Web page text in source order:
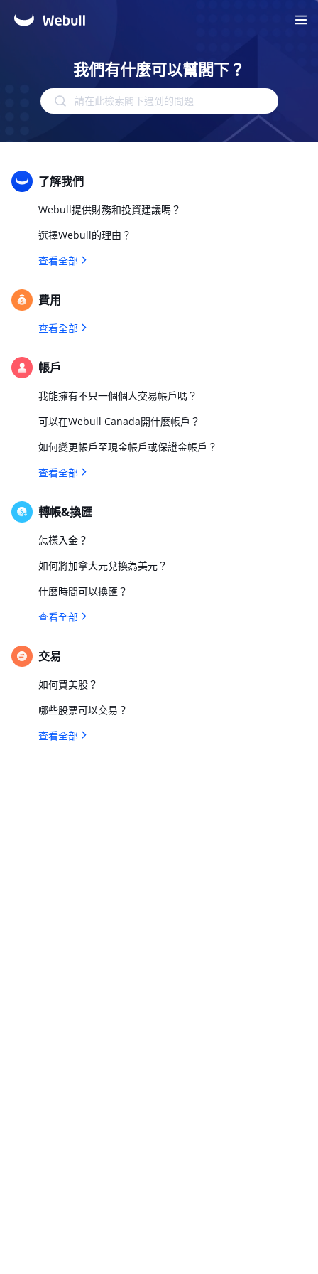
我們有什麼可以幫閣下？
請在此檢索閣下遇到的問題
了解我們
Webull提供財務和投資建議嗎？
選擇Webull的理由？
查看全部
費用
查看全部
帳戶
我能擁有不只一個個人交易帳戶嗎？
可以在Webull Canada開什麼帳戶？
如何變更帳戶至現金帳戶或保證金帳戶？
查看全部
轉帳&換匯
怎樣入金？
如何將加拿大元兌換為美元？
什麼時間可以換匯？
查看全部
交易
如何買美股？
哪些股票可以交易？
查看全部